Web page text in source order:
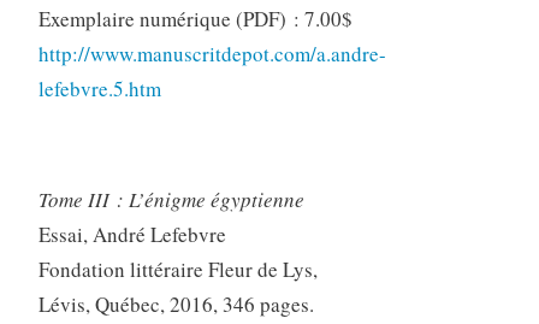
Exemplaire numérique (PDF) : 7.00$
http://www.manuscritdepot.com/a.andre-
lefebvre.5.htm
Tome III : L’énigme égyptienne
Essai, André Lefebvre
Fondation littéraire Fleur de Lys,
Lévis, Québec, 2016, 346 pages.